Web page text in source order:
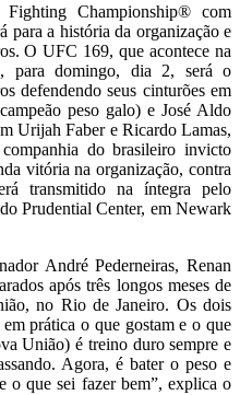
Championship® com
para a história da organização e
O UFC 169, que acontece na
para domingo, dia 2, será o
defendendo seus cinturões em
peso galo) e José Aldo
Urijah Faber e Ricardo Lamas,
do brasileiro invicto
vitória na organização, contra
transmitido na íntegra pelo
Prudential Center, em Newark
André Pederneiras, Renan
após três longos meses de
no Rio de Janeiro. Os dois
prática o que gostam e o que
União) é treino duro sempre e
Agora, é bater o peso e
o que sei fazer bem”, explica o